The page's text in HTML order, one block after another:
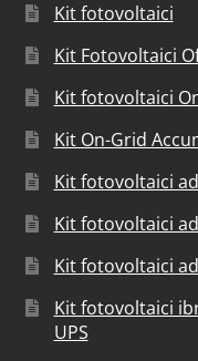
Kit fotovoltaici
Kit Fotovoltaici
Kit fotovoltaici
Kit On-Grid
Kit fotovoltaici
Kit fotovoltaici
Kit fotovoltaici
Kit fotovoltaici
UPS